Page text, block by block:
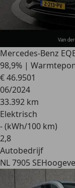
Mercedes-Benz
98,9% |
€ 46.9501
06/2024
33.392 km
Elektrisch
- (kWh/100 km)
2,8
Autobedrijf
NL 7905 SE